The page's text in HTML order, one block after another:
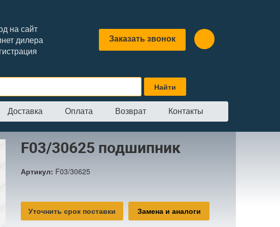
на сайт
дилера
Заказать звонок
Доставка Оплата Возврат Контакты
F03/30625 подшипник
Артикул: F03/30625
Уточнить срок поставки Замена и аналоги